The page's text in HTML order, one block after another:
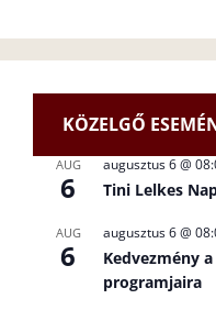
KÖZELGŐ
AUG
6
augusztus 6 @
Tini Lelkes
AUG
6
augusztus 6 @
Kedvezmény
programjaira